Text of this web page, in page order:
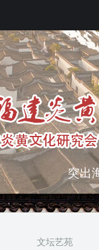
弘扬
突出
文坛艺苑